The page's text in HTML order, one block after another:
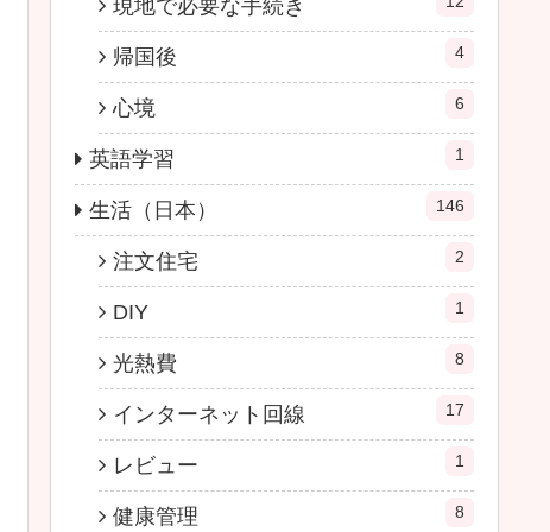
現地で必要な手続き
帰国後 4
心境 6
英語学習 1
生活（日本） 146
注文住宅 2
DIY 1
光熱費 8
インターネット回線 17
レビュー 1
健康管理 8